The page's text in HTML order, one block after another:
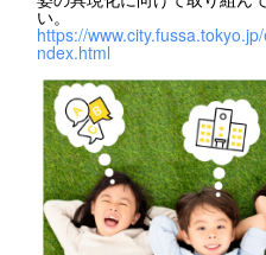
い。
https://
ndex.html